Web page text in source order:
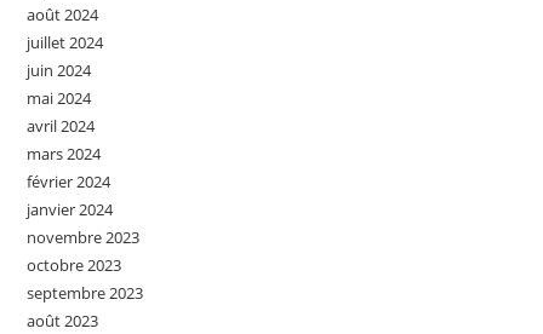
août 2024
juillet 2024
juin 2024
mai 2024
avril 2024
mars 2024
février 2024
janvier 2024
novembre 2023
octobre 2023
septembre 2023
août 2023